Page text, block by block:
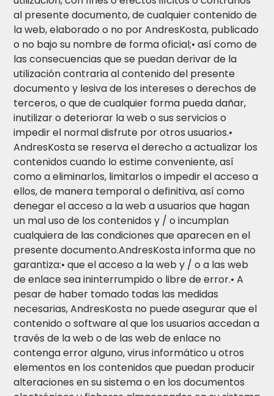
al presente documento, de cualquier contenido de
la web, elaborado o no por AndresKosta, publicado
o no bajo su nombre de forma oficial;• así como de
las consecuencias que se puedan derivar de la
utilización contraria al contenido del presente
documento y lesiva de los intereses o derechos de
terceros, o que de cualquier forma pueda dañar,
inutilizar o deteriorar la web o sus servicios o
impedir el normal disfrute por otros usuarios.•
AndresKosta se reserva el derecho a actualizar los
contenidos cuando lo estime conveniente, así
como a eliminarlos, limitarlos o impedir el acceso a
ellos, de manera temporal o definitiva, así como
denegar el acceso a la web a usuarios que hagan
un mal uso de los contenidos y / o incumplan
cualquiera de las condiciones que aparecen en el
presente documento.AndresKosta informa que no
garantiza:• que el acceso a la web y / o a las web
de enlace sea ininterrumpido o libre de error.• A
pesar de haber tomado todas las medidas
necesarias, AndresKosta no puede asegurar que el
contenido o software al que los usuarios accedan a
través de la web o de las web de enlace no
contenga error alguno, virus informático u otros
elementos en los contenidos que puedan producir
alteraciones en su sistema o en los documentos